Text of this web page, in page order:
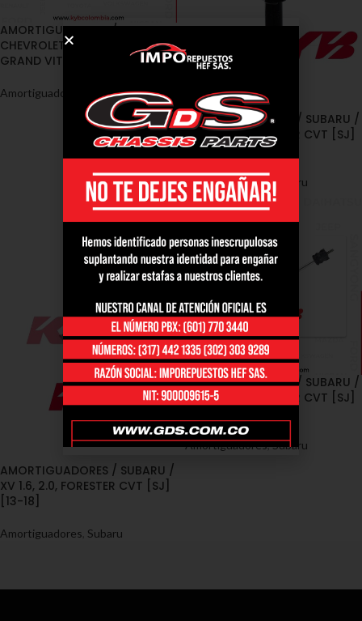
AMORTIGUADORES /
CHEVROLET / VITARA SIDEKICK,
GRAND VITARA 4WD 1.6, 2.0
Amortiguadores Chevrolet
AMORTIGUADORES / SUBARU /
XV 1.6, 2.0, FORESTER CVT [SJ]
[13-18]
Amortiguadores,Subaru
AMORTIGUADORES / SUBARU /
XV 1.6, 2.0, FORESTER CVT [SJ]
[13-18]
Amortiguadores Subaru
AMORTIGUADORES / SUBARU /
XV 1.6, 2.0, FORESTER CVT [SJ]
Amortiguadores,Subaru